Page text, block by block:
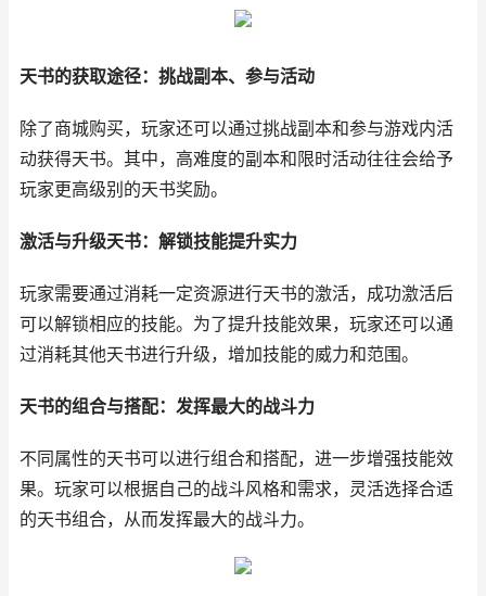
天书的获取途径：挑战副本、参与活动
除了商城购买，玩家还可以通过挑战副本和参与游戏内活
动获得天书。其中，高难度的副本和限时活动往往会给予
玩家更高级别的天书奖励。
激活与升级天书：解锁技能提升实力
玩家需要通过消耗一定资源进行天书的激活，成功激活后
可以解锁相应的技能。为了提升技能效果，玩家还可以通
过消耗其他天书进行升级，增加技能的威力和范围。
天书的组合与搭配：发挥最大的战斗力
不同属性的天书可以进行组合和搭配，进一步增强技能效
果。玩家可以根据自己的战斗风格和需求，灵活选择合适
的天书组合，从而发挥最大的战斗力。